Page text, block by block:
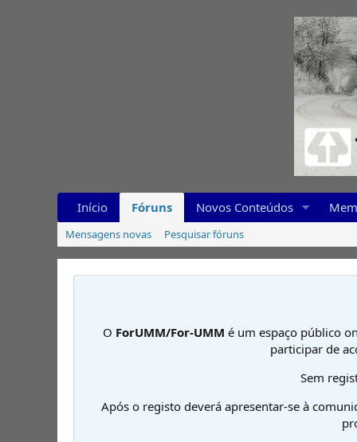
Início Fóruns Novos Conteúdos
Mensagens novas Pesquisar fóruns
O ForUMM/For-UMM é um espaço público
participar de
Sem
Após o registo deverá apresentar-se à